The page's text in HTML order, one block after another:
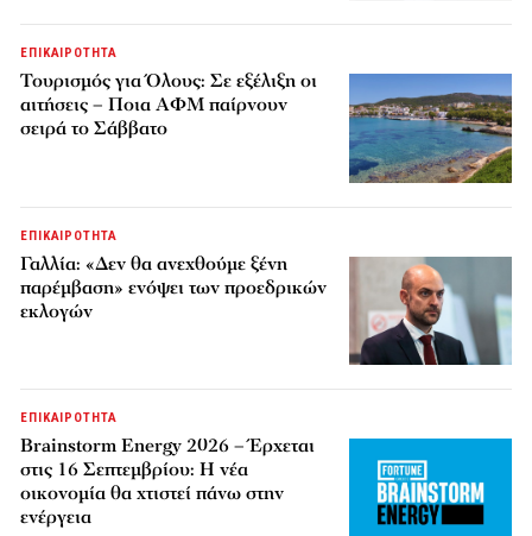
ΕΠΙΚΑΙΡΟΤΗΤΑ
Τουρισμός για Όλους: Σε εξέλιξη οι
αιτήσεις – Ποια ΑΦΜ παίρνουν
σειρά το Σάββατο
ΕΠΙΚΑΙΡΟΤΗΤΑ
Γαλλία: «Δεν θα ανεχθούμε ξένη
παρέμβαση» ενόψει των προεδρικών
εκλογών
ΕΠΙΚΑΙΡΟΤΗΤΑ
Brainstorm Energy 2026 – Έρχεται
στις 16 Σεπτεμβρίου: Η νέα
οικονομία θα χτιστεί πάνω στην
ενέργεια